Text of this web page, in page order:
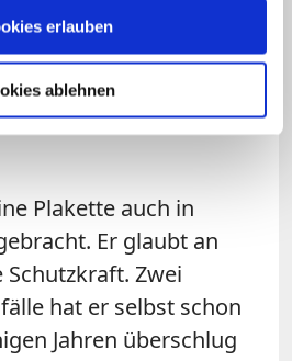
erlauben
ablehnen
undChristophorus
Himmelkroner
istChristophorus
aller
Plakette auch in
Er glaubt an
Zwei
hat er selbst schon
Jahren überschlug